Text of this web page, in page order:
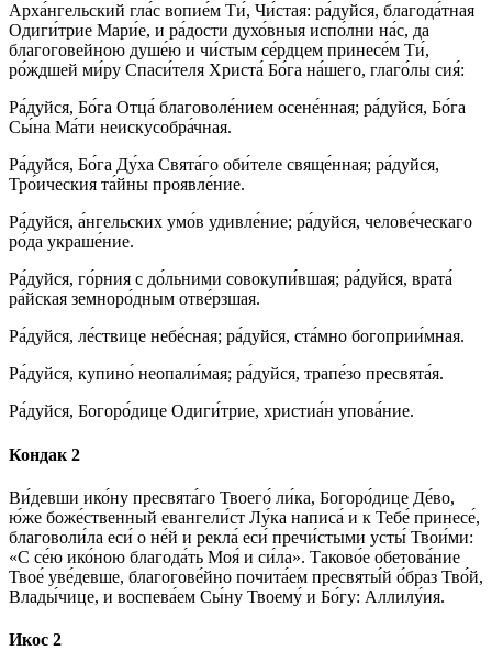
Арха́нгельский гла́с вопие́м Ти́, Чи́стая: ра́дуйся, благода́тная
Одиги́трие Мари́е, и ра́дости духо́вныя испо́лни на́с, да
благоговейною душе́ю и чи́стым се́рдцем принесе́м Ти́,
ро́ждшей ми́ру Спаси́теля Христа́ Бо́га на́шего, глаго́лы сия́:
Ра́дуйся, Бо́га Отца́ благоволе́нием осене́нная; ра́дуйся, Бо́га
Сы́на Ма́ти неискусобра́чная.
Ра́дуйся, Бо́га Ду́ха Свята́го оби́теле свяще́нная; ра́дуйся,
Тро́ическия та́йны проявле́ние.
Ра́дуйся, а́нгельских умо́в удивле́ние; ра́дуйся, челове́ческаго
ро́да украше́ние.
Ра́дуйся, го́рния с до́льними совокупи́вшая; ра́дуйся, врата́
ра́йская земноро́дным отве́рзшая.
Ра́дуйся, ле́ствице небе́сная; ра́дуйся, ста́мно богоприи́мная.
Ра́дуйся, купино́ неопали́мая; ра́дуйся, трапе́зо пресвята́я.
Ра́дуйся, Богоро́дице Одиги́трие, христиа́н упова́ние.
Кондак 2
Ви́девши ико́ну пресвята́го Твоего́ ли́ка, Богоро́дице Де́во,
ю́же боже́ственный евангели́ст Лу́ка написа́ и к Тебе́ принесе́,
благоволи́ла еси́ о не́й и рекла́ еси́ пречи́стыми усты́ Твои́ми:
«С се́ю ико́ною благода́ть Моя́ и си́ла». Таково́е обетова́ние
Твое́ уве́девше, благогове́йно почита́ем пресвяты́й о́браз Тво́й,
Влады́чице, и воспева́ем Сы́ну Твоему́ и Бо́гу: Аллилу́ия.
Икос 2